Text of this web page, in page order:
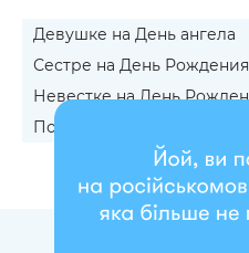
Девушке на День ангела
Сестре на День Рождения
Невестке на День
Подруге на День